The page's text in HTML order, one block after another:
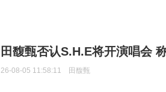
田馥甄否认S.H.E将开演唱会
26-08-05 11:58:11 田馥甄